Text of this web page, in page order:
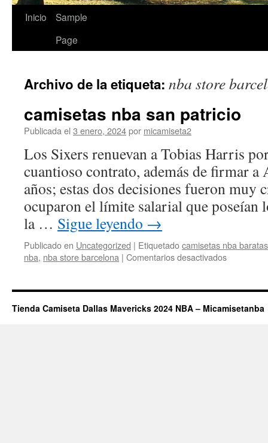
Saltar
Inicio
Sample
Page
Archivo de la etiqueta: nba store
camisetas nba san patricio
Publicada el 3 enero, 2024por micamiseta2
Los Sixers renuevan a Tobias Harris
cuantioso contrato, además de firmar
años; estas dos decisiones fueron muy
ocuparon el límite salarial que poseían
la … Sigue leyendo →
Publicado en Uncategorized | Etiquetadocamisetas nba baratas
nba, nba store barcelona | Comentarios desactivadosen
san
patricio
Tienda Camiseta Dallas Mavericks 2024 NBA – Micamisetanba